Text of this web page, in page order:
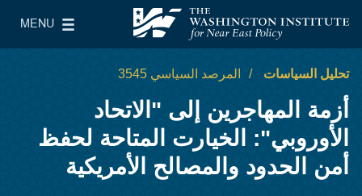
معهد واشنطن لسياسات الشرق الأدنى
MENU
Main Menu
تحليل السياسات المرصد السياسي 3545
أزمة المهاجرين إلى "الاتحاد
الأوروبي": الخيارت المتاحة لحفظ
أمن الحدود والمصالح الأمريكية